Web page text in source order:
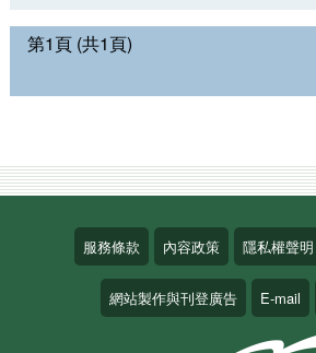
第1頁 (共1頁)
服務條款 內容政策 隱私權聲明
網站製作與刊登廣告 E-mail